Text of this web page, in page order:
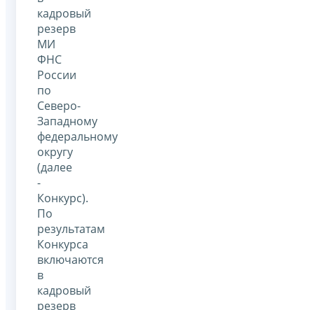
кадровый
резерв
МИ
ФНС
России
по
Северо-
Западному
федеральному
округу
(далее
-
Конкурс).
По
результатам
Конкурса
включаются
в
кадровый
резерв